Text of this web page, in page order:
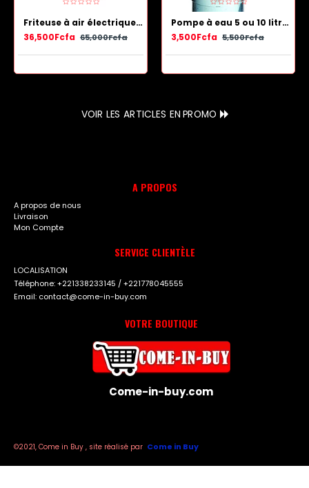
Friteuse à air électrique en acier inoxydable avec panier antiadhésif 13.5 L
36,500Fcfa 65,000Fcfa
Pompe à eau 5 ou 10 litres - Bleu Blanc
3,500Fcfa 5,500Fcfa
VOIR LES ARTICLES EN PROMO
A PROPOS
A propos de nous
Livraison
Mon Compte
SERVICE CLIENTÈLE
LOCALISATION
Téléphone: +221338233145 / +221778045555
Email: contact@come-in-buy.com
VOTRE BOUTIQUE
Come-in-buy.com
©2021, Come in Buy , site réalisé par Come in Buy